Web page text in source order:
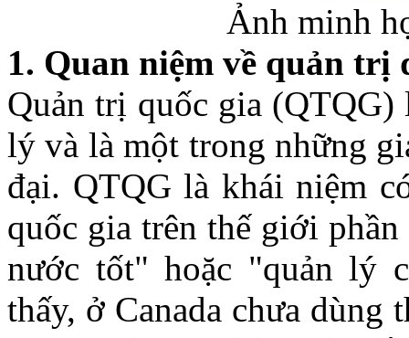
Ảnh minh
1. Quan niệm về quản trị
Quản trị quốc gia
lý và là một trong những
đại. QTQG là khái niệm
quốc gia trên thế giới
nước tốt" hoặc "quản lý
thấy, ở Canada chưa